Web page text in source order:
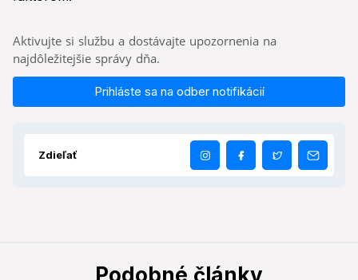
Aktivujte si službu a dostávajte upozornenia na
najdôležitejšie správy dňa.
Prihláste sa na odber notifikácií
Zdieľať
Podobné články